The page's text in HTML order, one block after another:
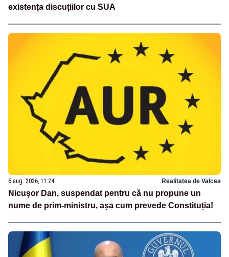
existența discuțiilor cu SUA
6 aug. 2026, 11:24 Realitatea de Valcea
Nicușor Dan, suspendat pentru că nu propune un
nume de prim-ministru, așa cum prevede Constituția!